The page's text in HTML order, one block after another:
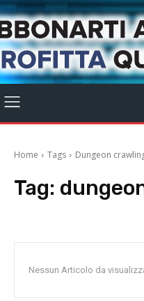
Home Tags Dungeon
Tag:
Nessun Articolo da